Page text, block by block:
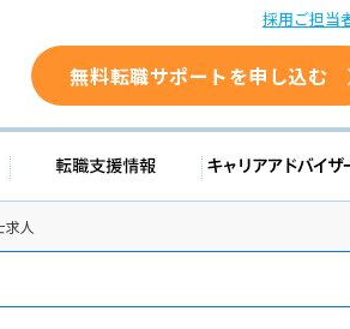
採用ご担当
941-651 無料転職サポートを申し込む
転職成功事例 転職支援情報
求人